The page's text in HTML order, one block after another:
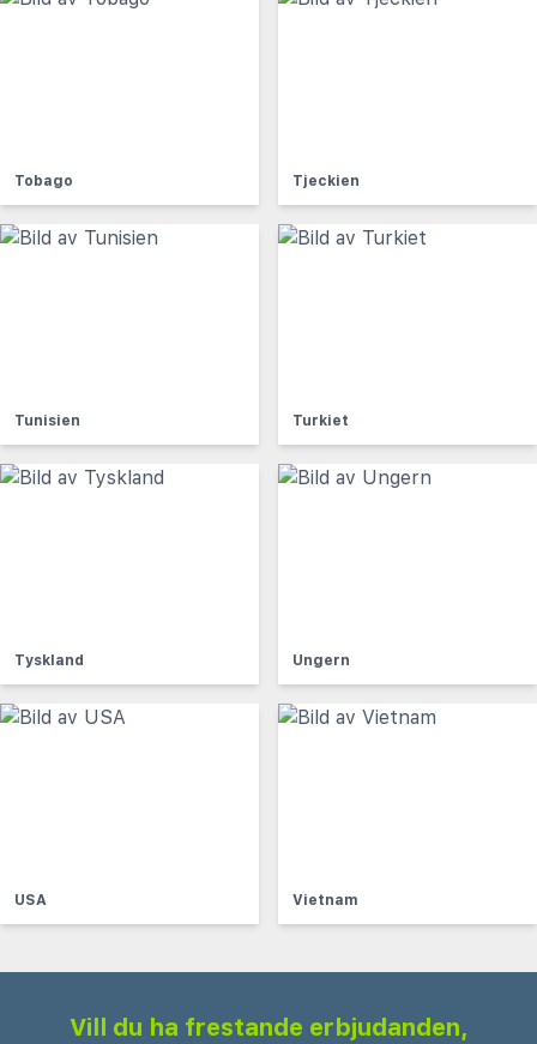
Tobago Tjeckien
Tunisien Turkiet
Tyskland Ungern
USA Vietnam
Vill du ha frestande erbjudanden,